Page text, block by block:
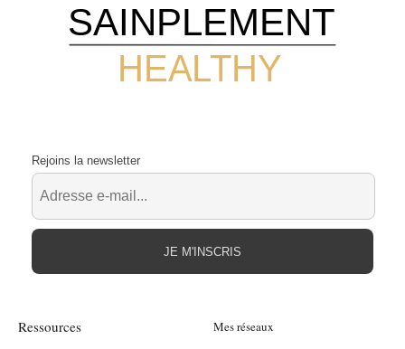
HEALTHY
SAINPLEMENT
Ressources Mes réseaux
Rejoins la newsletter
JE M'INSCRIS